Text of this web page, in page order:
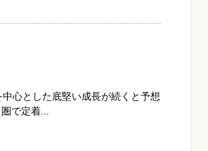
心とした底堅い成長が続くと予想
で定着...